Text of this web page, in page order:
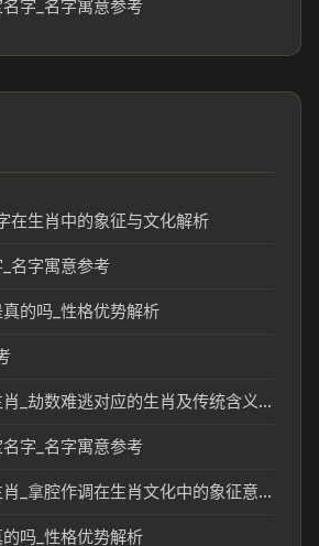
字_名字寓意参考
在生肖中的象征与文化解析
名字寓意参考
的吗_性格优势解析
劫数难逃是什么生肖_劫数难逃对应的生肖及传统含义解析
字_名字寓意参考
拿腔作调是什么生肖_拿腔作调在生肖文化中的象征意义
吗_性格优势解析